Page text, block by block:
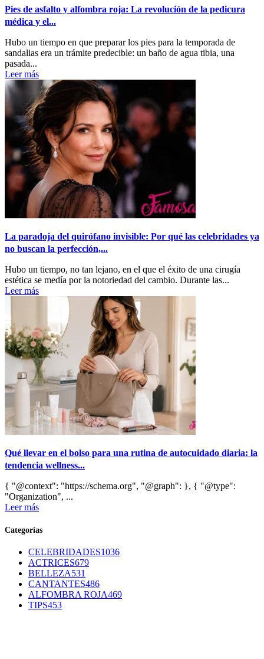
Pies de asfalto y alfombra roja: La revolución de la pedicura
médica y el...
Hubo un tiempo en que preparar los pies para la temporada de
sandalias era un trámite predecible: un baño de agua tibia, una
pasada...
Leer más
La paradoja del quirófano invisible: Por qué las celebridades ya
no buscan la perfección,...
Hubo un tiempo, no tan lejano, en el que el éxito de una cirugía
estética se medía por la notoriedad del cambio. Durante las...
Leer más
Qué llevar en el bolso para una rutina de autocuidado diaria: la
tendencia wellness...
{ "@context": "https://schema.org", "@graph": }, { "@type":
"Organization", ...
Leer más
Categorías
CELEBRIDADES1036
ACTRICES679
BELLEZA531
CANTANTES486
ALFOMBRA ROJA469
TIPS453